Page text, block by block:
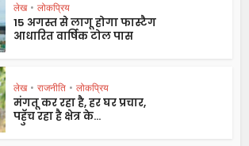
लेख • लोकप्रिय
15 अगस्त से लागू होगा फास्टैग
आधारित वार्षिक टोल पास
लेख • राजनीति • लोकप्रिय
मंगतू कर रहा है, हर घर प्रचार,
पहॅुच रहा है क्षेत्र के...